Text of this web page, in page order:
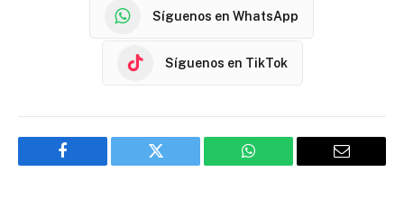
Síguenos en WhatsApp
Síguenos en TikTok
Facebook Twitter WhatsApp Email